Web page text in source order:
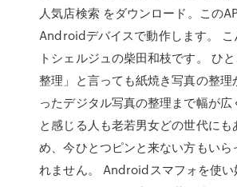
人気店検索 をダウンロード。この
Androidデバイスで動作します。 こ
トシェルジュの柴田和枝です。 ひ
整理」と言っても紙焼き写真の整理
ったデジタル写真の整理まで幅が広
と感じる人も老若男女どの世代にも
め、今ひとつピンと来ない方もいら
れません。 Androidスマフォを使い